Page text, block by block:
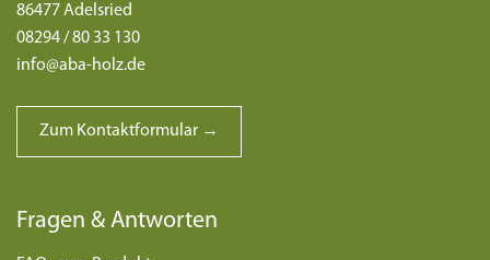
86477 Adelsried
08294 / 80 33 130
info@aba-holz.de
Zum Kontaktformular →
Fragen & Antworten